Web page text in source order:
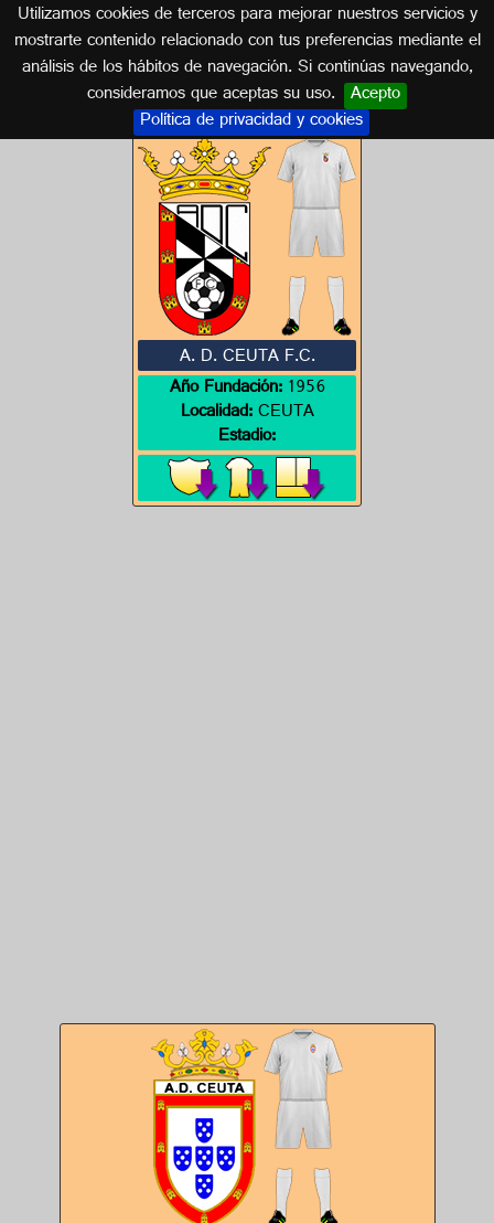
Utilizamos cookies de terceros para mejorar nuestros servicios y
mostrarte contenido relacionado con tus preferencias mediante el
análisis de los hábitos de navegación. Si continúas navegando,
consideramos que aceptas su uso. Acepto
Política de privacidad y cookies
Escudos de CEUTA-MELILLA
CEUTA-MELILLA
A. D. CEUTA F.C.
Año Fundación:1956
Localidad:CEUTA
Estadio: